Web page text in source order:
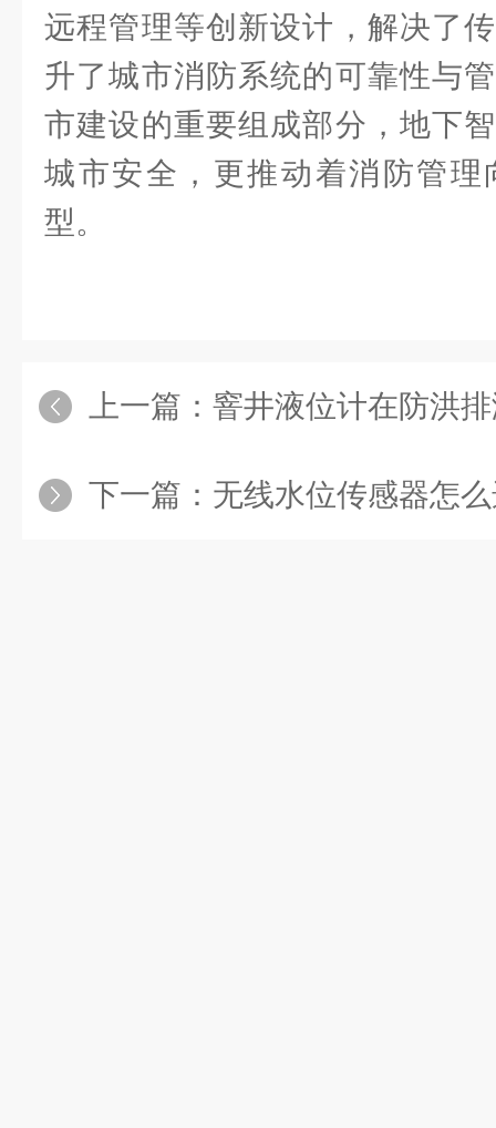
远程管理等创新设计，解决了
升了城市消防系统的可靠性与
市建设的重要组成部分，地下
城市安全，更推动着消防管理
型。
上一篇： 窨井液位计在防洪
下一篇： 无线水位传感器怎么选？上